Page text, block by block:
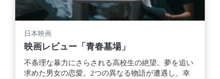
日本映画
映画レビュー「青春墓場」
不条理な暴力にさらされる高校生の絶望。夢を追い
求めた男女の恋愛。2つの異なる物語が遭遇し、幸